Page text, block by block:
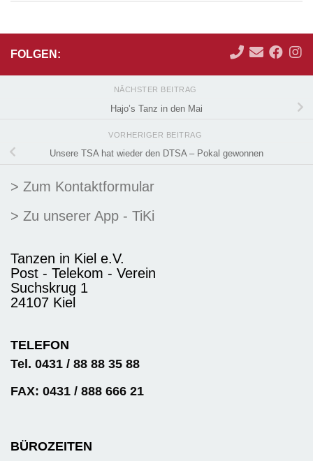
FOLGEN:
NÄCHSTER BEITRAG
Hajo’s Tanz in den Mai
VORHERIGER BEITRAG
Unsere TSA hat wieder den DTSA – Pokal gewonnen
> Zum Kontaktformular
> Zu unserer App - TiKi
Tanzen in Kiel e.V.
Post - Telekom - Verein
Suchskrug 1
24107 Kiel
TELEFON
Tel. 0431 / 88 88 35 88
FAX: 0431 / 888 666 21
BÜROZEITEN